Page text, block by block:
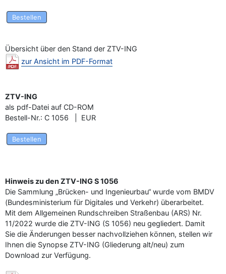
Bestellen
Übersicht über den Stand der ZTV-ING
zur Ansicht im PDF-Format
ZTV-ING
als pdf-Datei auf CD-ROM
Bestell-Nr.: C 1056 | EUR
Bestellen
Hinweis zu den ZTV-ING S 1056
Die Sammlung „Brücken- und Ingenieurbau“ wurde vom BMDV
(Bundesministerium für Digitales und Verkehr) überarbeitet.
Mit dem Allgemeinen Rundschreiben Straßenbau (ARS) Nr.
11/2022 wurde die ZTV-ING (S 1056) neu gegliedert. Damit
Sie die Änderungen besser nachvollziehen können, stellen wir
Ihnen die Synopse ZTV-ING (Gliederung alt/neu) zum
Download zur Verfügung.